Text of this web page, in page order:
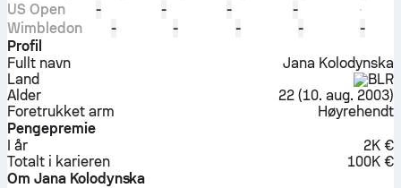
US Open
- - -
-
Wimbledon
- - - -
-
Profil
Fullt navn
Jana Kolodynska
Land
BLR
Alder
22 (10. aug. 2003)
Foretrukket arm
Høyrehendt
Pengepremie
I år
2K €
Totalt i karieren
100K €
Om Jana Kolodynska